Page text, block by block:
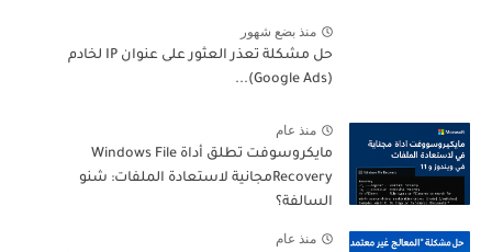
منذ بضع شهور
حل مشكلة تعذر العثور على عنوان IP لخادم
(Google Ads)...
منذ عام
مايكروسوفت تطلق أداة Windows File
Recoveryمجانية لاستعادة الملفات: شنو
السالفة؟
منذ عام